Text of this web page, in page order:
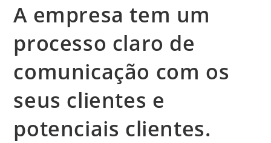
A empresa tem um
processo claro de
comunicação com os
seus clientes e
potenciais clientes.